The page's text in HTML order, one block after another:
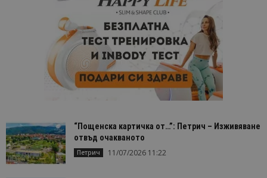
“Пощенска картичка от…”: Петрич – Изживяване
отвъд очакваното
Петрич 11/07/2026 11:22